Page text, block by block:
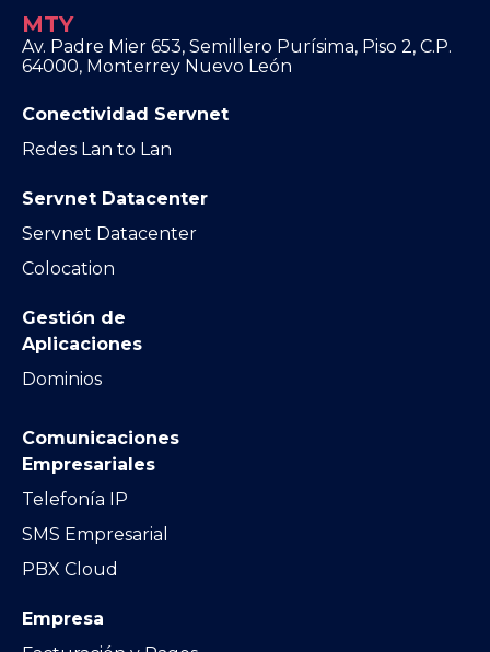
MTY
Av. Padre Mier 653, Semillero Purísima, Piso 2, C.P.
64000, Monterrey Nuevo León
Conectividad Servnet
Redes Lan to Lan
Servnet Datacenter
Servnet Datacenter
Colocation
Gestión de
Aplicaciones
Dominios
Comunicaciones
Empresariales
Telefonía IP
SMS Empresarial
PBX Cloud
Empresa